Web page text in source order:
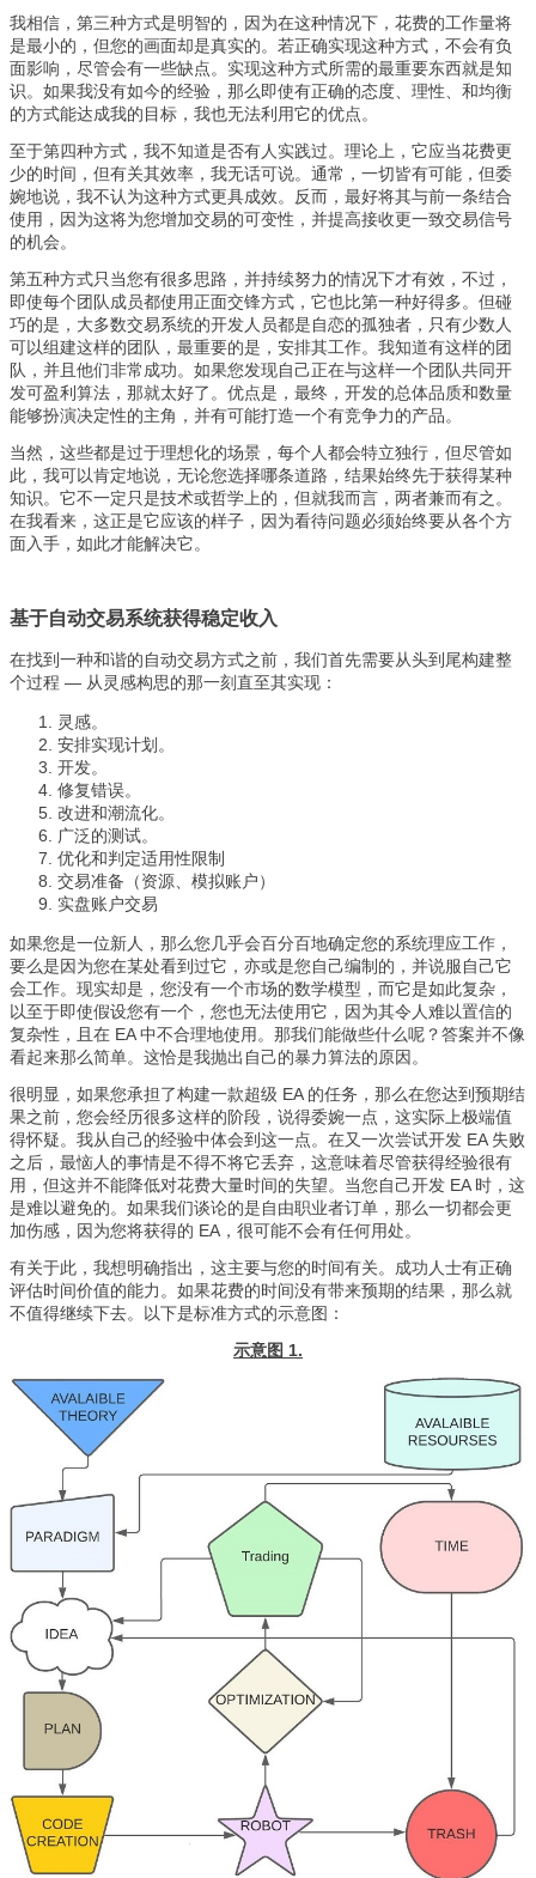
我相信，第三种方式是明智的，因为在这种情况下，花费的工作量将
是最小的，但您的画面却是真实的。若正确实现这种方式，不会有负
面影响，尽管会有一些缺点。实现这种方式所需的最重要东西就是知
识。如果我没有如今的经验，那么即使有正确的态度、理性、和均衡
的方式能达成我的目标，我也无法利用它的优点。
至于第四种方式，我不知道是否有人实践过。理论上，它应当花费更
少的时间，但有关其效率，我无话可说。通常，一切皆有可能，但委
婉地说，我不认为这种方式更具成效。反而，最好将其与前一条结合
使用，因为这将为您增加交易的可变性，并提高接收更一致交易信号
的机会。
第五种方式只当您有很多思路，并持续努力的情况下才有效，不过，
即使每个团队成员都使用正面交锋方式，它也比第一种好得多。但碰
巧的是，大多数交易系统的开发人员都是自恋的孤独者，只有少数人
可以组建这样的团队，最重要的是，安排其工作。我知道有这样的团
队，并且他们非常成功。如果您发现自己正在与这样一个团队共同开
发可盈利算法，那就太好了。优点是，最终，开发的总体品质和数量
能够扮演决定性的主角，并有可能打造一个有竞争力的产品。
当然，这些都是过于理想化的场景，每个人都会特立独行，但尽管如
此，我可以肯定地说，无论您选择哪条道路，结果始终先于获得某种
知识。它不一定只是技术或哲学上的，但就我而言，两者兼而有之。
在我看来，这正是它应该的样子，因为看待问题必须始终要从各个方
面入手，如此才能解决它。
基于自动交易系统获得稳定收入
在找到一种和谐的自动交易方式之前，我们首先需要从头到尾构建整
个过程 — 从灵感构思的那一刻直至其实现：
灵感。
安排实现计划。
开发。
修复错误。
改进和潮流化。
广泛的测试。
优化和判定适用性限制
交易准备（资源、模拟账户）
实盘账户交易
如果您是一位新人，那么您几乎会百分百地确定您的系统理应工作，
要么是因为您在某处看到过它，亦或是您自己编制的，并说服自己它
会工作。现实却是，您没有一个市场的数学模型，而它是如此复杂，
以至于即使假设您有一个，您也无法使用它，因为其令人难以置信的
复杂性，且在 EA 中不合理地使用。那我们能做些什么呢？答案并不像
看起来那么简单。这恰是我抛出自己的暴力算法的原因。
很明显，如果您承担了构建一款超级 EA 的任务，那么在您达到预期结
果之前，您会经历很多这样的阶段，说得委婉一点，这实际上极端值
得怀疑。我从自己的经验中体会到这一点。在又一次尝试开发 EA 失败
之后，最恼人的事情是不得不将它丢弃，这意味着尽管获得经验很有
用，但这并不能降低对花费大量时间的失望。当您自己开发 EA 时，这
是难以避免的。如果我们谈论的是自由职业者订单，那么一切都会更
加伤感，因为您将获得的 EA，很可能不会有任何用处。
有关于此，我想明确指出，这主要与您的时间有关。成功人士有正确
评估时间价值的能力。如果花费的时间没有带来预期的结果，那么就
不值得继续下去。以下是标准方式的示意图：
示意图 1.